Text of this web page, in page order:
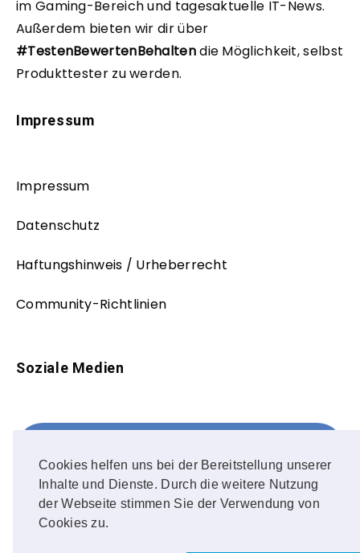
Cookies helfen uns bei der Bereitstellung unserer
Inhalte und Dienste. Durch die weitere Nutzung
der Webseite stimmen Sie der Verwendung von
Cookies zu.
im Gaming-Bereich und tagesaktuelle IT-News.
Außerdem bieten wir dir über
#TestenBewertenBehaltendie Möglichkeit, selbst
Produkttester zu werden.
Impressum
Impressum
Datenschutz
Haftungshinweis / Urheberrecht
Community-Richtlinien
Soziale Medien
FOLLOW ME!
Instagram
OUR PHOTOS!